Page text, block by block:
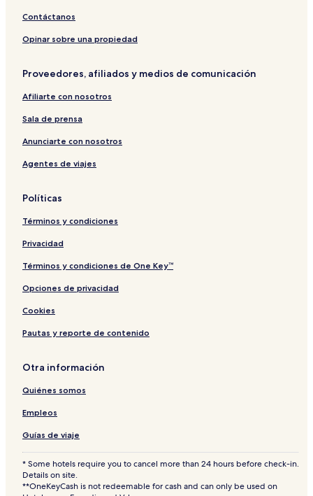
Contáctanos
Opinar sobre una propiedad
Proveedores, afiliados y medios de comunicación
Afiliarte con nosotros
Sala de prensa
Anunciarte con nosotros
Agentes de viajes
Políticas
Términos y condiciones
Privacidad
Términos y condiciones de One Key™
Opciones de privacidad
Cookies
Pautas y reporte de contenido
Otra información
Quiénes somos
Empleos
Guías de viaje
* Some hotels require you to cancel more than 24 hours before check-in.
Details on site.
**OneKeyCash is not redeemable for cash and can only be used on